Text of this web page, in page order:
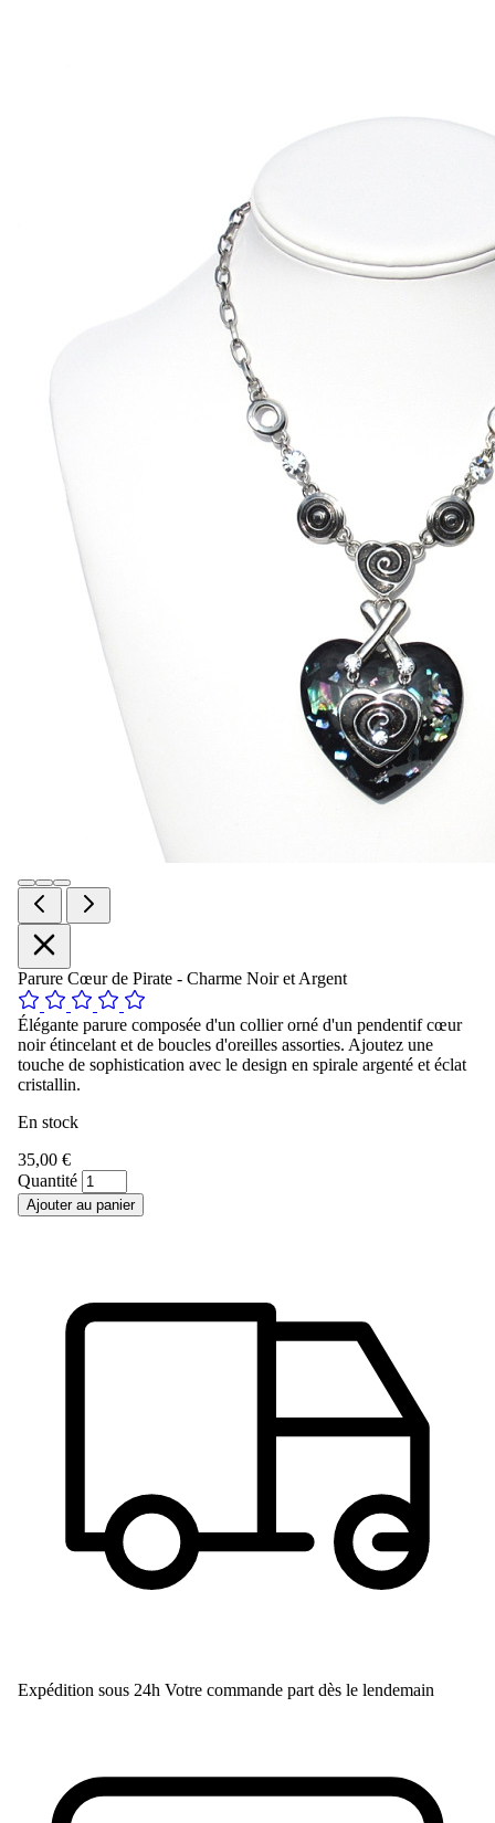
Parure Cœur de Pirate - Charme Noir et Argent
Élégante parure composée d'un collier orné d'un pendentif cœur
noir étincelant et de boucles d'oreilles assorties. Ajoutez une
touche de sophistication avec le design en spirale argenté et éclat
cristallin.
En stock
35,00 €
Quantité
Ajouter au panier
Expédition sous 24h Votre commande part dès le lendemain